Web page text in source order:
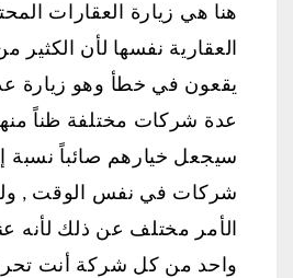
هنا هي زيارة العقارات
العقارية نفسها لأن الكثير
يقعون في خطأ وهو زيارة
عدة شركات مختلفة ظناً
سيجعل خيارهم صائباً نسبة
شركات في نفس الوقت ,
الأمر مختلف عن ذلك لأنه
واحد من كل شركة أنت